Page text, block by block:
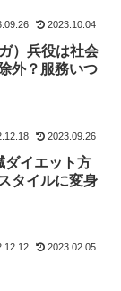
2023.10.04
）兵役は社会
外？服務いつ
2023.09.26
ダイエット方
タイルに変身
2023.02.05